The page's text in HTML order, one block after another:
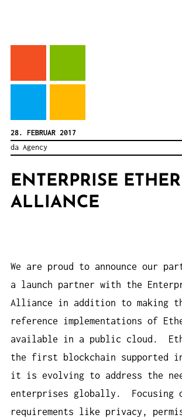
28. FEBRUAR 2017
da Agency
ENTERPRISE
ALLIANCE
We are proud to announce our
a launch partner with the
Alliance in addition to making
reference implementations of
available in a public cloud.
the first blockchain supported in
it is evolving to address the
enterprises globally. Focusing
requirements like privacy,